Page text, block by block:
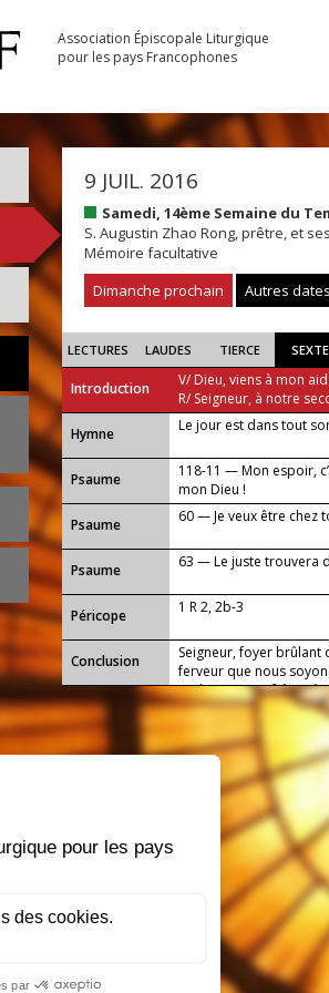
Association Épiscopale Liturgique
pour les pays Francophones
9 JUIL. 2016
Samedi, 14ème Semaine du
S. Augustin Zhao Rong, prêtre, et
Mémoire facultative
Dimanche prochain
Autres dates
LECTURES LAUDES TIERCE SEXTE
Introduction
V/ Dieu, viens à mon
R/ Seigneur, à notre
...
Hymne Le jour est dans tout
Psaume
118-11 — Mon espoir,
mon Dieu !
Psaume
60 — Je veux être chez
Psaume 63 — Le juste trouvera
Péricope 1 R 2, 2b-3
Conclusion
Seigneur, foyer brûlant
ferveur que nous
et d’aimer nos frères à
notre Seigneur. Amen.